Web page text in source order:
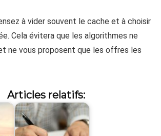
à vider souvent le cache et à choisir
Cela évitera que les algorithmes ne
ne vous proposent que les offres les
Articles relatifs: